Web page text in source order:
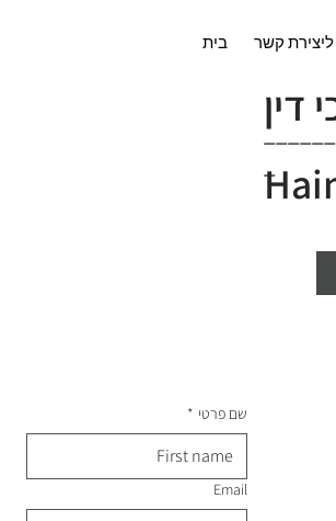
בית ליצירת קשר
דין
_
שם פרטי *
Email